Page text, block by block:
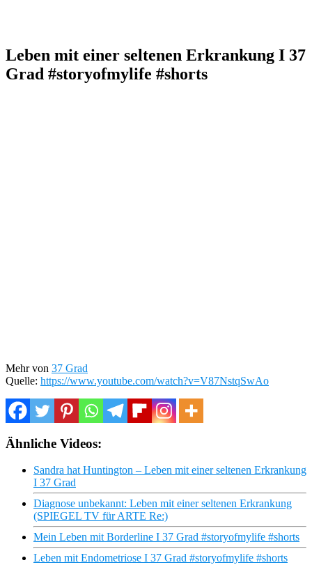
Leben mit einer seltenen Erkrankung I 37
Grad #storyofmylife #shorts
Mehr von 37 Grad
Quelle: https://www.youtube.com/watch?v=V87NstqSwAo
Ähnliche Videos:
Sandra hat Huntington – Leben mit einer seltenen Erkrankung
I 37 Grad
Diagnose unbekannt: Leben mit einer seltenen Erkrankung
(SPIEGEL TV für ARTE Re:)
Mein Leben mit Borderline I 37 Grad #storyofmylife #shorts
Leben mit Endometriose I 37 Grad #storyofmylife #shorts